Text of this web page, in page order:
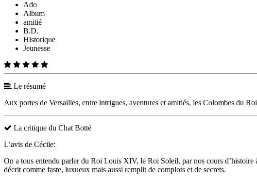
Ado
Album
amitié
B.D.
Historique
Jeunesse
Le résumé
Aux portes de Versailles, entre intrigues, aventures et amitiés, les Colombes du
La critique du Chat Botté
L’avis de Cécile:
On a tous entendu parler du Roi Louis XIV, le Roi Soleil, par nos cours
décrit comme faste, luxueux mais aussi remplit de complots et de secrets.